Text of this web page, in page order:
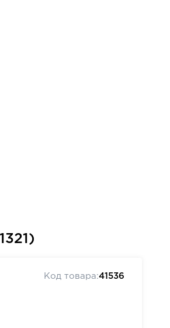
Код товара:41536